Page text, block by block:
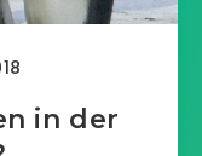
in der